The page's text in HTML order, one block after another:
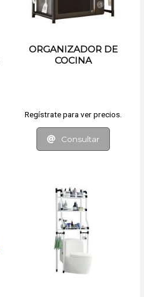
ORGANIZADOR DE
COCINA
Regístrate para ver precios.
Consultar